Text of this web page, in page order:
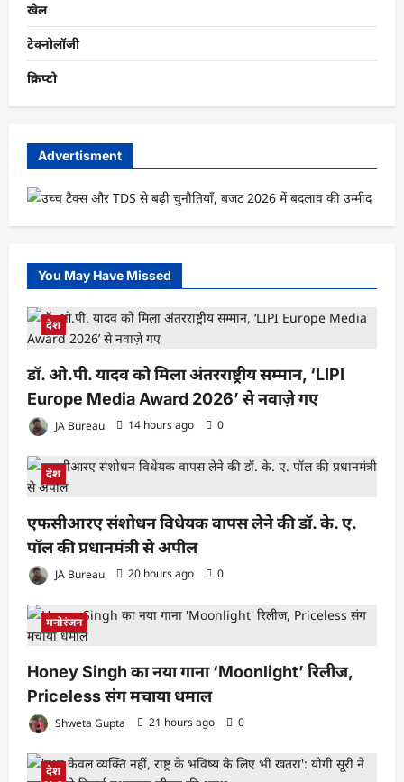
खेल
टेक्नोलॉजी
क्रिप्टो
Advertisment
You May Have Missed
देश
डॉ. ओ.पी. यादव को मिला अंतरराष्ट्रीय सम्मान, ‘LIPI
Europe Media Award 2026’ से नवाज़े गए
JA Bureau 14 hours ago 0
देश
एफसीआरए संशोधन विधेयक वापस लेने की डॉ. के. ए.
पॉल की प्रधानमंत्री से अपील
JA Bureau 20 hours ago 0
मनोरंजन
Honey Singh का नया गाना ‘Moonlight’ रिलीज,
Priceless संग मचाया धमाल
Shweta Gupta 21 hours ago 0
देश